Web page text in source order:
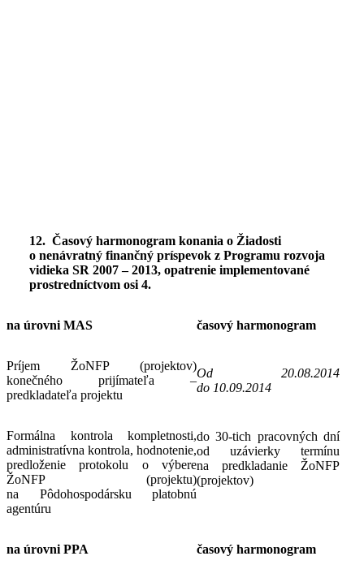
12. Časový harmonogram konania o Žiadosti
o nenávratný finančný príspevok z Programu rozvoja
vidieka SR 2007 – 2013, opatrenie implementované
prostredníctvom osi 4.
na úrovni MAS časový harmonogram
Príjem ŽoNFP (projektov)
konečného prijímateľa –
predkladateľa projektu
Od 20.08.2014
do 10.09.2014
Formálna kontrola kompletnosti,
administratívna kontrola, hodnotenie,
predloženie protokolu o výbere
ŽoNFP (projektu)
na Pôdohospodársku platobnú
agentúru
do 30-tich pracovných dní
od uzávierky termínu
na predkladanie ŽoNFP
(projektov)
na úrovni PPA časový harmonogram